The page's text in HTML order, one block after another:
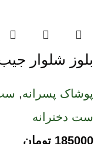
بلوز شلوار
پوشاک پسرانه,
ست دخترانه
185000 تومان